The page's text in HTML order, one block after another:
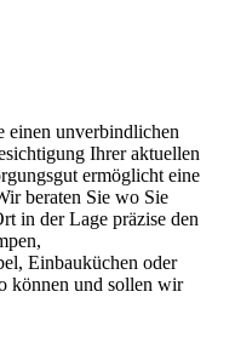
einen unverbindlichen
Ihrer aktuellen
ermöglicht eine
beraten Sie wo Sie
in der Lage präzise den
Einbauküchen oder
können und sollen wir